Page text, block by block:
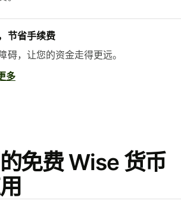
节省手续费
碍，让您的资金走得更远。
多
免费 Wise 货币